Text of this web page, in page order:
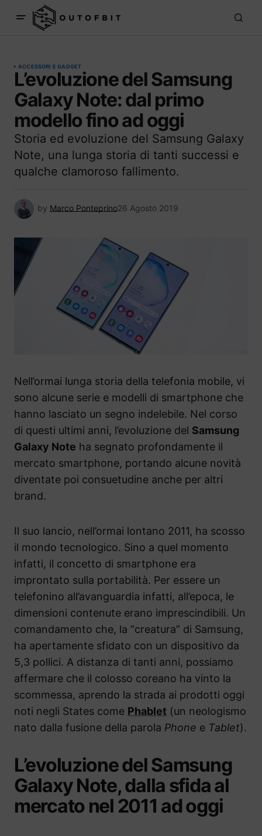
ACCESSORI E GADGET
L’evoluzione del Samsung
Galaxy Note: dal primo
modello fino ad oggi
Storia ed evoluzione del Samsung Galaxy
Note, una lunga storia di tanti successi e
qualche clamoroso fallimento.
by Marco Ponteprino26 Agosto 2019
Nell’ormai lunga storia della telefonia mobile, vi
sono alcune serie e modelli di smartphone che
hanno lasciato un segno indelebile. Nel corso
di questi ultimi anni, l’evoluzione del Samsung
Galaxy Note ha segnato profondamente il
mercato smartphone, portando alcune novità
diventate poi consuetudine anche per altri
brand.
Il suo lancio, nell’ormai lontano 2011, ha scosso
il mondo tecnologico. Sino a quel momento
infatti, il concetto di smartphone era
improntato sulla portabilità. Per essere un
telefonino all’avanguardia infatti, all’epoca, le
dimensioni contenute erano imprescindibili. Un
comandamento che, la “creatura” di Samsung,
ha apertamente sfidato con un dispositivo da
5,3 pollici. A distanza di tanti anni, possiamo
affermare che il colosso coreano ha vinto la
scommessa, aprendo la strada ai prodotti oggi
noti negli States come Phablet (un neologismo
nato dalla fusione della parola Phone e Tablet).
L’evoluzione del Samsung
Galaxy Note, dalla sfida al
mercato nel 2011 ad oggi